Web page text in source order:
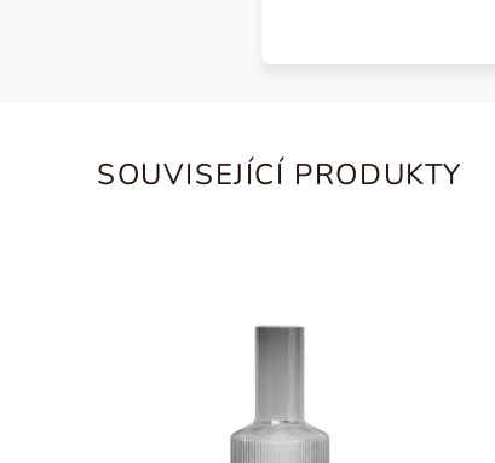
SOUVISEJÍCÍ PRODUKTY